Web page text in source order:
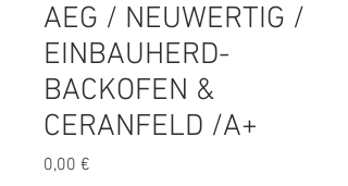
AEG / NEUWERTIG /
EINBAUHERD-
BACKOFEN &
CERANFELD /A+
0,00 €